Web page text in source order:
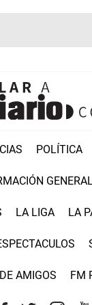
POLÍTICA
LA LIGA LA
AMIGOS FM